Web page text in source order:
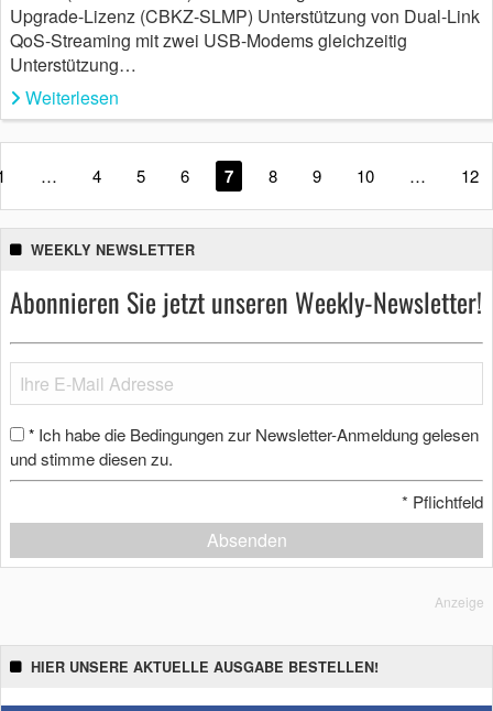
Upgrade-Lizenz (CBKZ-SLMP) Unterstützung von Dual-Link
QoS-Streaming mit zwei USB-Modems gleichzeitig
Unterstützung…
Weiterlesen
… 4 5 6 7 8 9 10 … 12
WEEKLY NEWSLETTER
Abonnieren Sie jetzt unseren Weekly-Newsletter!
* Ich habe die Bedingungen zur Newsletter-Anmeldung gelesen
und stimme diesen zu.
* Pflichtfeld
Absenden
Anzeige
HIER UNSERE AKTUELLE AUSGABE BESTELLEN!